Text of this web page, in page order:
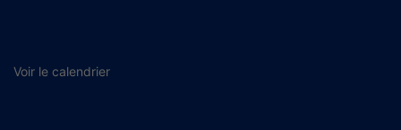
Voir le calendrier